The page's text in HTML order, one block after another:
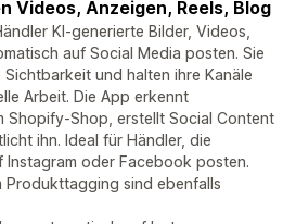
Videos, Anzeigen, Reels, Blog
KI-generierte Bilder, Videos,
auf Social Media posten. Sie
und halten ihre Kanäle
Arbeit. Die App erkennt
Shopify-Shop, erstellt Social Content
ihn. Ideal für Händler, die
Instagram oder Facebook posten.
Produkttagging sind ebenfalls